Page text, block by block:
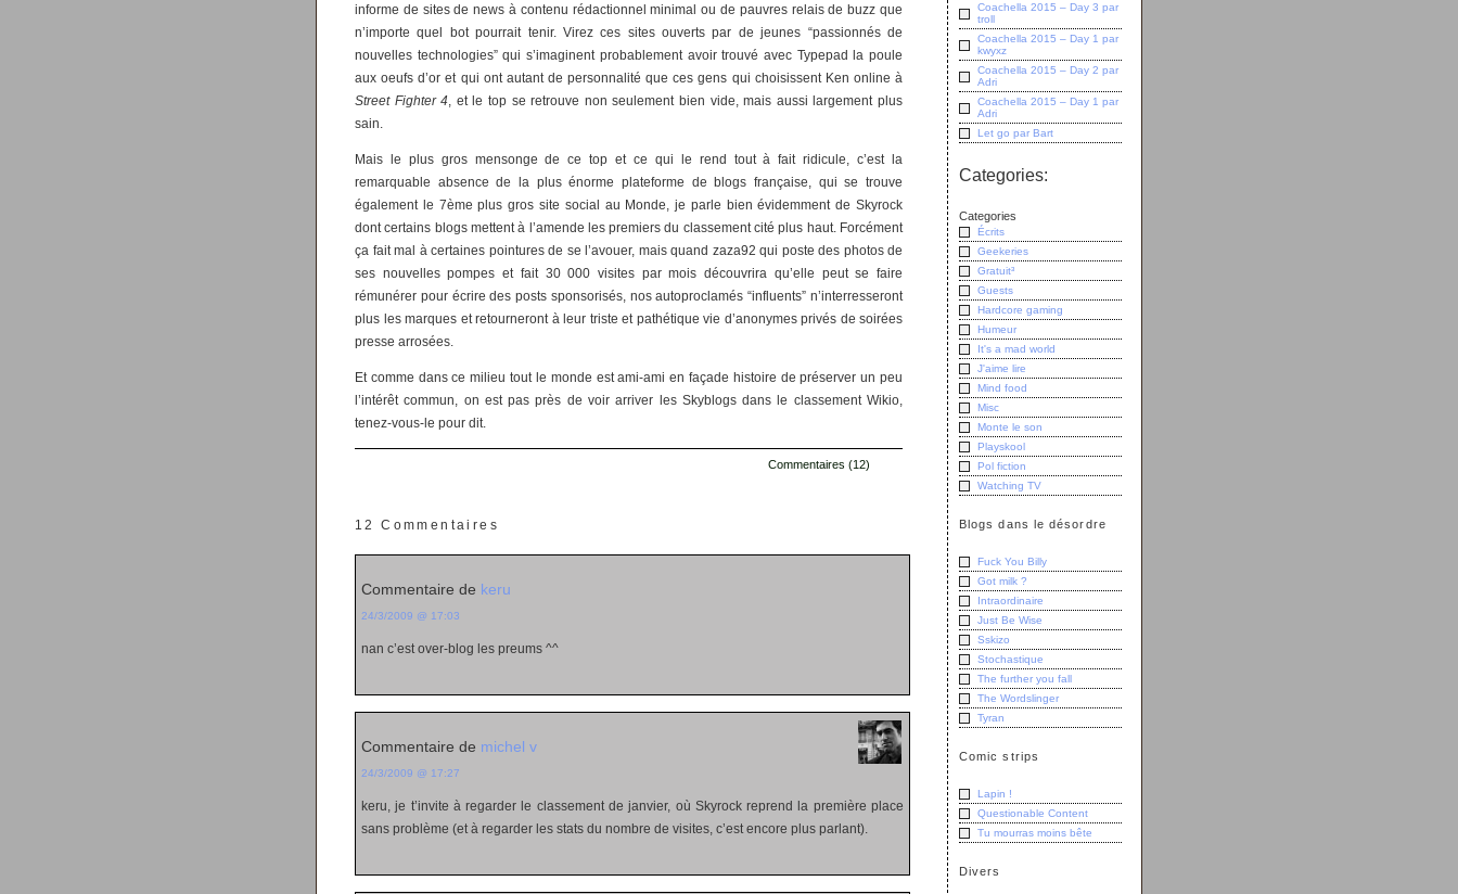
informe de sites de news à contenu rédactionnel minimal ou de pauvres relais de buzz que
n’importe quel bot pourrait tenir. Virez ces sites ouverts par de jeunes “passionnés de
nouvelles technologies” qui s’imaginent probablement avoir trouvé avec Typepad la poule
aux oeufs d’or et qui ont autant de personnalité que ces gens qui choisissent Ken online à
Street Fighter 4, et le top se retrouve non seulement bien vide, mais aussi largement plus
sain.
Mais le plus gros mensonge de ce top et ce qui le rend tout à fait ridicule, c’est la
remarquable absence de la plus énorme plateforme de blogs française, qui se trouve
également le 7ème plus gros site social au Monde, je parle bien évidemment de Skyrock
dont certains blogs mettent à l’amende les premiers du classement cité plus haut. Forcément
ça fait mal à certaines pointures de se l’avouer, mais quand zaza92 qui poste des photos de
ses nouvelles pompes et fait 30 000 visites par mois découvrira qu’elle peut se faire
rémunérer pour écrire des posts sponsorisés, nos autoproclamés “influents” n’interresseront
plus les marques et retourneront à leur triste et pathétique vie d’anonymes privés de soirées
presse arrosées.
Et comme dans ce milieu tout le monde est ami-ami en façade histoire de préserver un peu
l’intérêt commun, on est pas près de voir arriver les Skyblogs dans le classement Wikio,
tenez-vous-le pour dit.
Commentaires (12)
12 Commentaires
Commentaire de keru
24/3/2009 @ 17:03
nan c’est over-blog les preums ^^
Commentaire de michel v
24/3/2009 @ 17:27
keru, je t’invite à regarder le classement de janvier, où Skyrock reprend la première place
sans problème (et à regarder les stats du nombre de visites, c’est encore plus parlant).
Coachella 2015 – Day 3 par
troll
Coachella 2015 – Day 1 par
kwyxz
Coachella 2015 – Day 2 par
Adri
Coachella 2015 – Day 1 par
Adri
Let go par Bart
Categories:
Categories
Écrits
Geekeries
Gratuit³
Guests
Hardcore gaming
Humeur
It's a mad world
J'aime lire
Mind food
Misc
Monte le son
Playskool
Pol fiction
Watching TV
Blogs dans le désordre
Fuck You Billy
Got milk ?
Intraordinaire
Just Be Wise
Sskizo
Stochastique
The further you fall
The Wordslinger
Tyran
Comic strips
Lapin !
Questionable Content
Tu mourras moins bête
Divers